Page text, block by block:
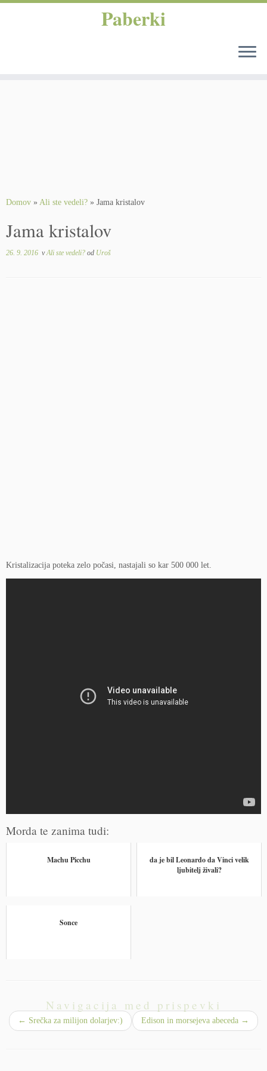
Paberki
Domov » Ali ste vedeli? » Jama kristalov
Jama kristalov
26. 9. 2016 vAli ste vedeli? od Uroš
Kristalizacija poteka zelo počasi, nastajali so kar 500 000 let.
Morda te zanima tudi:
Machu Picchu
da je bil Leonardo da Vinci velik
ljubitelj živali?
Sonce
Navigacija med prispevki
← Srečka za milijon dolarjev:) Edison in morsejeva abeceda →